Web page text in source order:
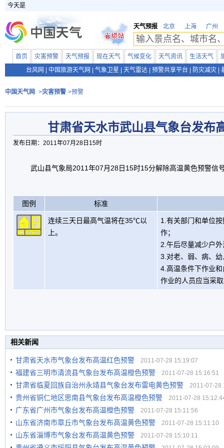
今天是
天气预报 北京 上海 广州
首页 灾害预警 天气预报 现在天气 气候变化 天气资讯 生活天气
台风网
中国旅游天气网 气象卫星 天气雷达 预警共享平台 防灾减灾
中国天气网 >灾害预警 >预警
甘肃省天水市武山县气象台发布
发布日期：2011年07月28日15时
武山县气象局2011年07月28日15时15分解除高温黄色预警信
图例 标准
连续三天日最高气温将在35℃以
上。
1.有关部门和单位
作；
2.午后尽量减少户
3.对老、弱、病、
4.高温条件下作业
作业的人员应当采
相关新闻
甘肃省天水市气象台发布高温红色预警 2011-07-28 15:19:07
福建省三明市清流县气象台发布高温橙色预警 2011-07-28 15:16:51
甘肃省临夏回族自治州永靖县气象台发布雷电黄色预警 2011-07-28
贵州省铜仁地区思南县气象台发布高温橙色预警 2011-07-28
广东省广州市气象台发布高温橙色预警 2011-07-28 15:11:56
山东省济南市章丘市气象台发布高温黄色预警 2011-07-28 15:11:10
山东省淄博市气象台发布高温黄色预警 2011-07-28 15:10:11